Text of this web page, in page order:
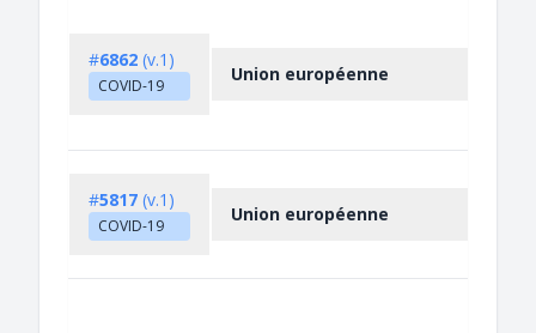
#6862 (v.1)
COVID-19
Union européenne
#5817 (v.1)
COVID-19
Union européenne